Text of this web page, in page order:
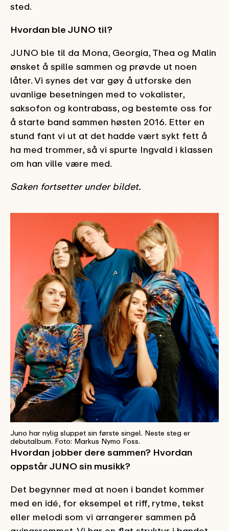
sted.
Hvordan ble JUNO til?
JUNO ble til da Mona, Georgia, Thea og Malin
ønsket å spille sammen og prøvde ut noen
låter. Vi synes det var gøy å utforske den
uvanlige besetningen med to vokalister,
saksofon og kontrabass, og bestemte oss for
å starte band sammen høsten 2016. Etter en
stund fant vi ut at det hadde vært sykt fett å
ha med trommer, så vi spurte Ingvald i klassen
om han ville være med.
Saken fortsetter under bildet.
Juno har nylig sluppet sin første singel. Neste steg er
debutalbum. Foto: Markus Nymo Foss.
Hvordan jobber dere sammen? Hvordan
oppstår JUNO sin musikk?
Det begynner med at noen i bandet kommer
med en idé, for eksempel et riff, rytme, tekst
eller melodi som vi arrangerer sammen på